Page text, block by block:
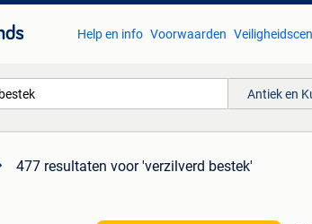
Help en info Voorwaarden
Antiek en
477 resultaten voor 'verzilverd bestek'